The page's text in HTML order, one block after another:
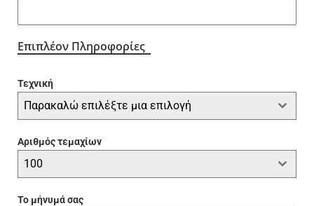
Επιπλέον Πληροφορίες
Τεχνική
Παρακαλώ επιλέξτε μια επιλογή
Αριθμός τεμαχίων
100
Το μήνυμά σας